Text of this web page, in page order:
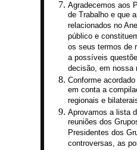
Agradecemos aos
de Trabalho e que
relacionados no
público e
os seus termos de
a possíveis
decisão, em nossa
Conforme
em conta a
regionais e
Aprovamos a lista
reuniões dos
Presidentes dos
controversas, as